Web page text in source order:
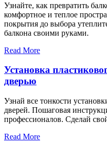
Узнайте, как превратить
комфортное и теплое
покрытия до выбора
балкона своими руками.
Read More
Установка
дверью
Узнай все тонкости
дверей. Пошаговая
профессионалов. Сделай
Read More